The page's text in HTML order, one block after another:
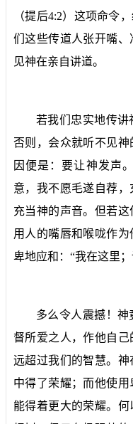
（提后4:2）这项命令
们这些传道人张开嘴
见神在亲自讲道。
若我们忠实地传讲
否则，会众就听不见
因便是：要让神发声
意，我不愿毛遂自荐
充当神的声音。但若
用人的嘴唇和喉咙作
卑地应和：“我在这里
多么令人震撼！
督所爱之人，作他自
远超过我们的智慧。
中得了荣耀；而他使
能得着更大的荣耀。